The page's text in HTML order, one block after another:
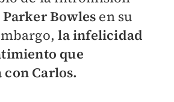
Bowles en su
la infelicidad
que
Carlos.